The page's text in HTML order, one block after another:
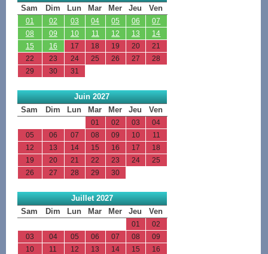
Sam
Dim Lun Mar Mer Jeu Ven
01 02 03 04 05 06
07
08
09 10 11 12 13
14
15
16 17 18 19 20
21
22
23 24 25 26 27
28
29
30 31
Juin 2027
Sam
Dim Lun Mar Mer Jeu Ven
01 02 03
04
05
06 07 08 09 10
11
12
13 14 15 16 17
18
19
20 21 22 23 24
25
26
27 28 29 30
Juillet 2027
Sam
Dim Lun Mar Mer Jeu Ven
01
02
03
04 05 06 07 08
09
10
11 12 13 14 15 16